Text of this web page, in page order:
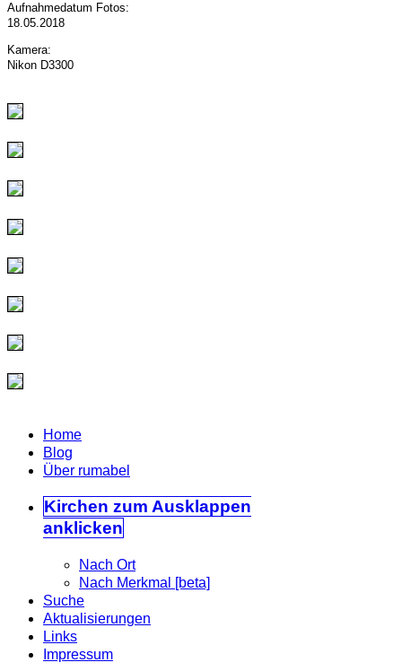
Aufnahmedatum Fotos:
18.05.2018
Kamera:
Nikon D3300
Home
Blog
Über rumabel
Kirchen zum Ausklappen
anklicken
Nach Ort
Nach Merkmal [beta]
Suche
Aktualisierungen
Links
Impressum